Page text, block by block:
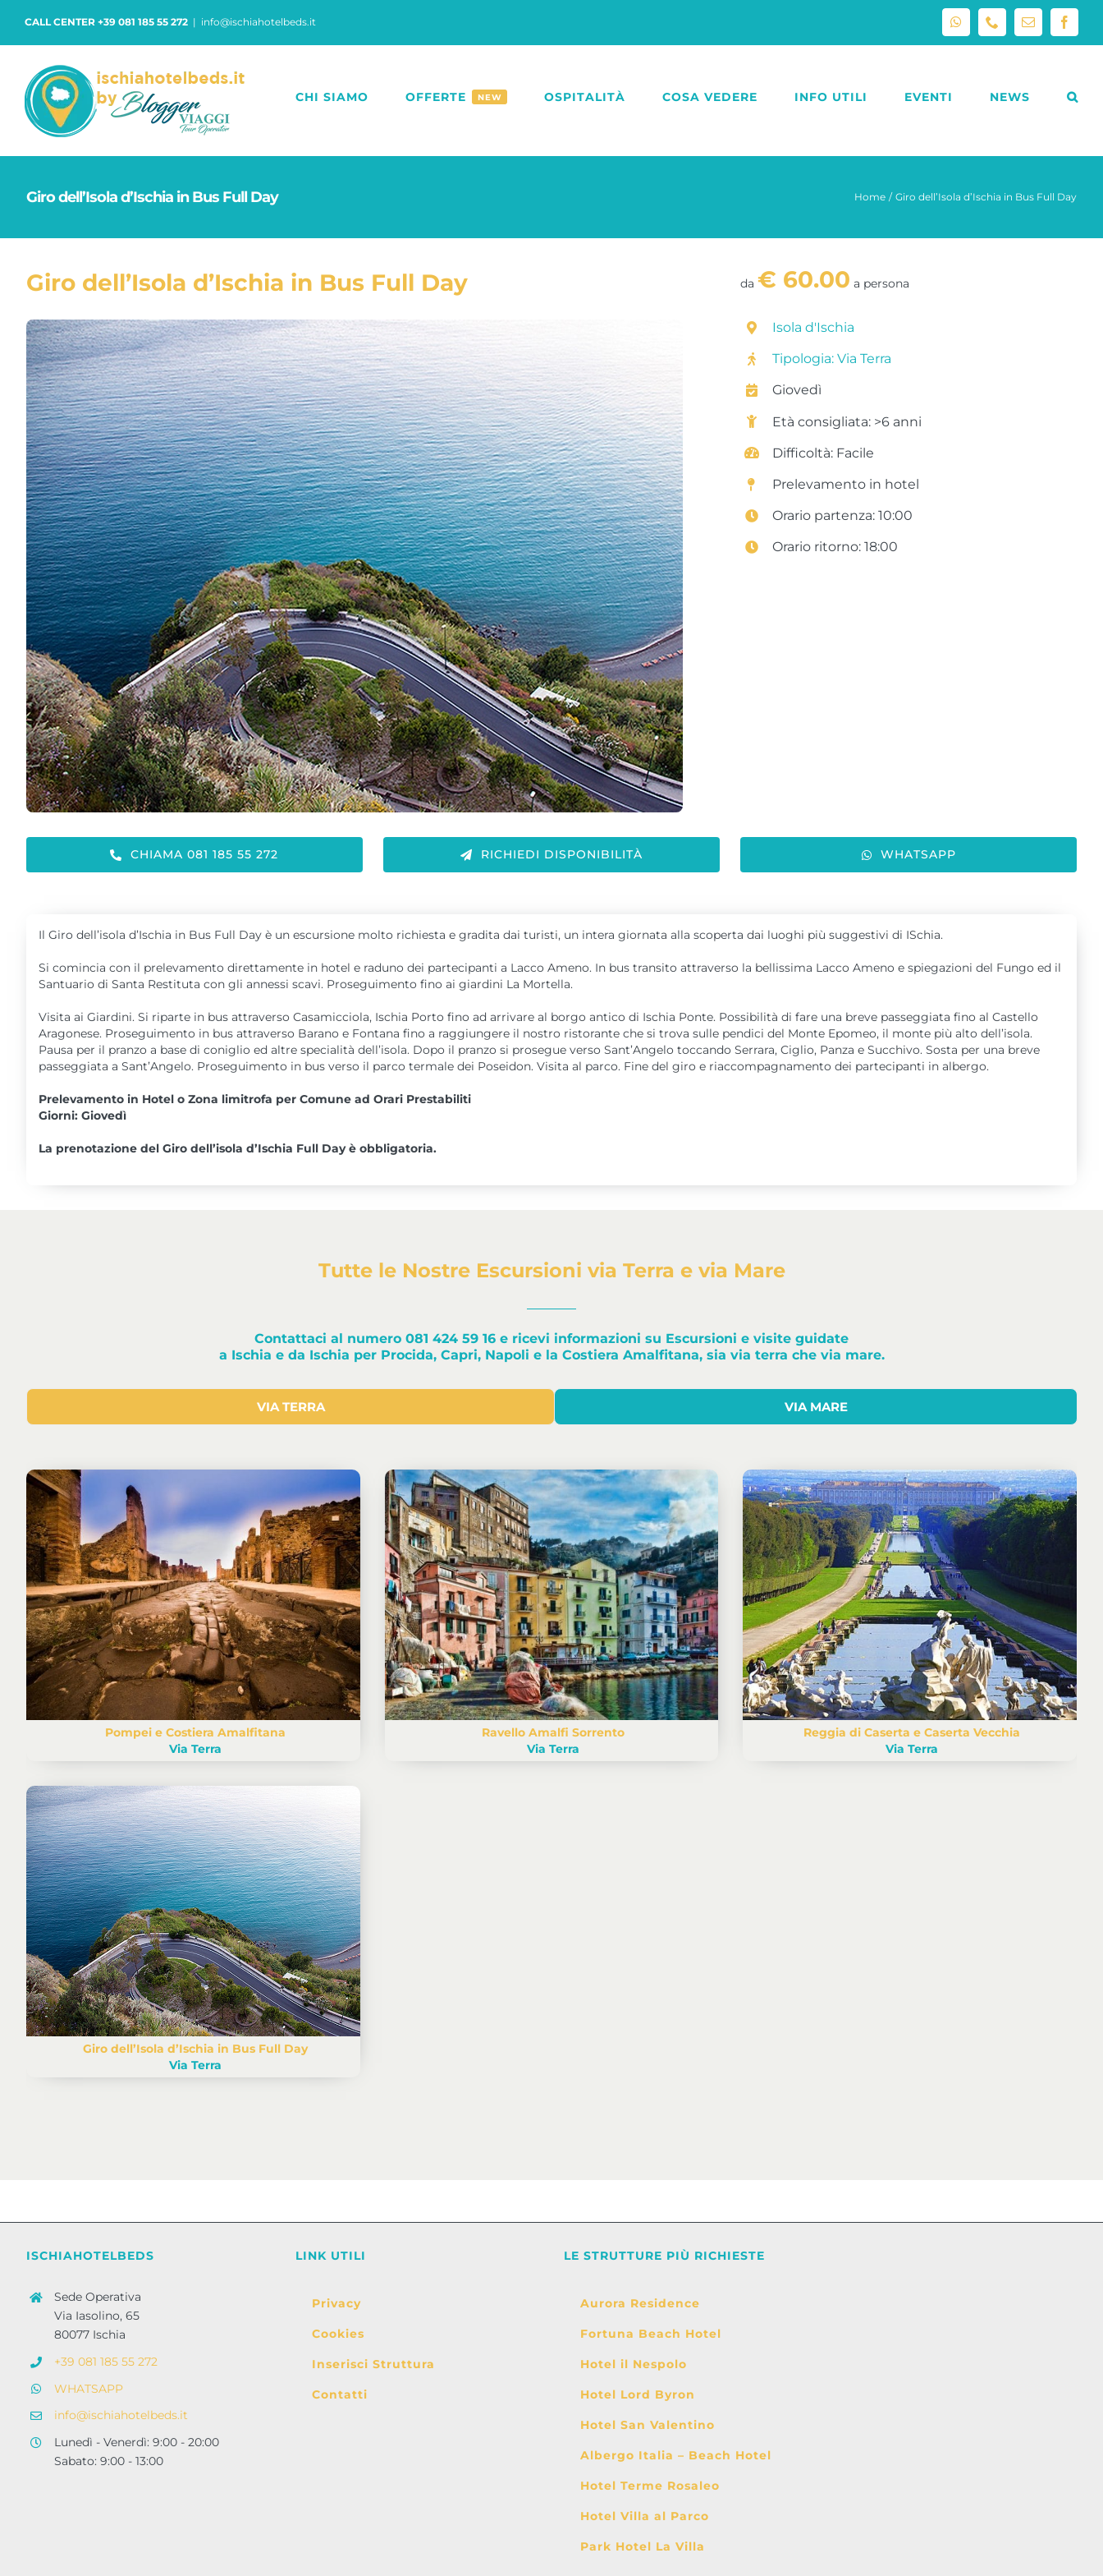
CALL CENTER +39 081 185 55 272 | info@ischiahotelbeds.it WhatsAppPhone Email
CHI SIAMO OFFERTE NEW OSPITALITÀ COSA VEDERE INFO UTILI EVENTI NEWS
Giro dell’Isola d’Ischia in Bus Full Day Home Giro dell’Isola d’Ischia in Bus Full Day
Giro dell’Isola d’Ischia in Bus Full Day da€ 60.00 a persona
Isola d'Ischia
Tipologia: Via Terra
Giovedì
Età consigliata: >6 anni
Difficoltà: Facile
Prelevamento in hotel
Orario partenza: 10:00
Orario ritorno: 18:00
CHIAMA 081 185 55 272 RICHIEDI DISPONIBILITÀ WHATSAPP
Il Giro dell’isola d’Ischia in Bus Full Day è un escursione molto richiesta e gradita dai turisti, un intera giornata alla scoperta dai luoghi più suggestivi di ISchia.
Si comincia con il prelevamento direttamente in hotel e raduno dei partecipanti a Lacco Ameno. In bus transito attraverso la bellissima Lacco Ameno e spiegazioni del Fungo ed il
Santuario di Santa Restituta con gli annessi scavi. Proseguimento fino ai giardini La Mortella.
Visita ai Giardini. Si riparte in bus attraverso Casamicciola, Ischia Porto fino ad arrivare al borgo antico di Ischia Ponte. Possibilità di fare una breve passeggiata fino al Castello
Aragonese. Proseguimento in bus attraverso Barano e Fontana fino a raggiungere il nostro ristorante che si trova sulle pendici del Monte Epomeo, il monte più alto dell’isola.
Pausa per il pranzo a base di coniglio ed altre specialità dell’isola. Dopo il pranzo si prosegue verso Sant’Angelo toccando Serrara, Ciglio, Panza e Succhivo. Sosta per una breve
passeggiata a Sant’Angelo. Proseguimento in bus verso il parco termale dei Poseidon. Visita al parco. Fine del giro e riaccompagnamento dei partecipanti in albergo.
Prelevamento in Hotel o Zona limitrofa per Comune ad Orari Prestabiliti
Giorni: Giovedì
La prenotazione del Giro dell’isola d’Ischia Full Day è obbligatoria.
Tutte le Nostre Escursioni via Terra e via Mare
Contattaci al numero 081 424 59 16 e ricevi informazioni su Escursioni e visite guidate
a Ischia e da Ischia per Procida, Capri, Napoli e la Costiera Amalfitana, sia via terra che via mare.
VIA TERRA VIA MARE
Pompei e Costiera Amalfitana
Via Terra
Ravello Amalfi Sorrento
Via Terra
Reggia di Caserta e Caserta Vecchia
Via Terra
Giro dell’Isola d’Ischia in Bus Full Day
Via Terra
ISCHIAHOTELBEDS
Sede Operativa
Via Iasolino, 65
80077 Ischia
+39 081 185 55 272
WHATSAPP
info@ischiahotelbeds.it
Lunedì - Venerdì: 9:00 - 20:00
Sabato: 9:00 - 13:00
LINK UTILI
Privacy
Cookies
Inserisci Struttura
Contatti
LE STRUTTURE PIÙ RICHIESTE
Aurora Residence
Fortuna Beach Hotel
Hotel il Nespolo
Hotel Lord Byron
Hotel San Valentino
Albergo Italia – Beach Hotel
Hotel Terme Rosaleo
Hotel Villa al Parco
Park Hotel La Villa